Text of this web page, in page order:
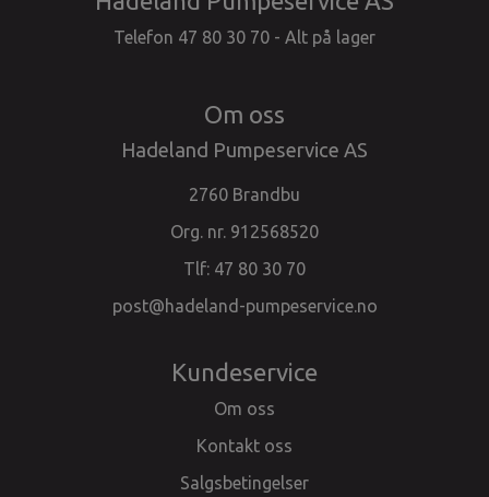
Telefon 47 80 30 70 - Alt på lager
Om oss
Hadeland Pumpeservice AS
2760 Brandbu
Org. nr. 912568520
Tlf: 47 80 30 70
post@hadeland-pumpeservice.no
Kundeservice
Om oss
Kontakt oss
Salgsbetingelser